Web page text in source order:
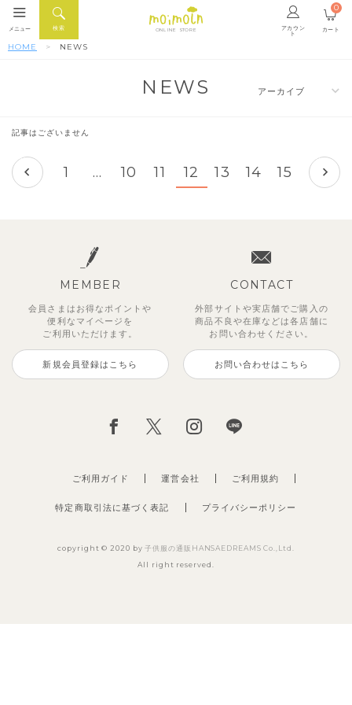
ONLINE STORE アカウン
ト
検索
メニュー カート
0
HOME NEWS
NEWS
記事はございません
前へ
1 … 10 11 12 13 14 15
次へ
MEMBER
会員さまはお得なポイントや
便利な マイページを
ご利用いただけます。
新規会員登録はこちら
CONTACT
外部サイトや実店舗でご購入の
商品不良や在庫などは各店舗に
お問い合わせください。
お問い合わせはこちら
ご利用ガイド 運営会社
特定商取引法に基づく表記 プライバシーポリシー
ご利用規約
copyright © 2020 by子供服の通販HANSAEDREAMS Co.,Ltd.
All right reserved.